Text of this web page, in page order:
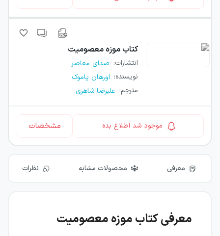
کتاب موزه معصومیت
انتشارات: صدای معاصر
نویسنده: اورهان پاموک
مترجم: علیرضا شاهری
موجود شد اطلاع بده مشخصات
معرفی محصولات مشابه نظرات
معرفی کتاب موزه معصومیت